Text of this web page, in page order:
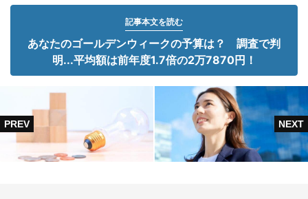
記事本文を読む
あなたのゴールデンウィークの予算は？ 調査で判
明...平均額は前年度1.7倍の2万7870円！